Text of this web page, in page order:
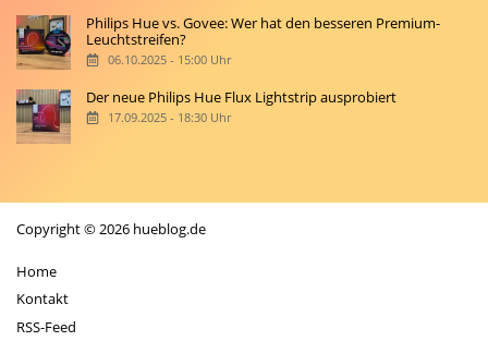
Philips Hue vs. Govee: Wer hat den besseren Premium-
Leuchtstreifen?
06.10.2025 - 15:00 Uhr
Der neue Philips Hue Flux Lightstrip ausprobiert
17.09.2025 - 18:30 Uhr
Copyright © 2026 hueblog.de
Home
Kontakt
RSS-Feed